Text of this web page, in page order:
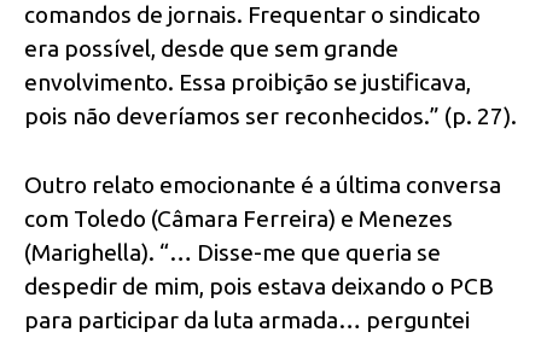
comandos de jornais. Frequentar o sindicato
era possível, desde que sem grande
envolvimento. Essa proibição se justificava,
pois não deveríamos ser reconhecidos.” (p. 27).
Outro relato emocionante é a última conversa
com Toledo (Câmara Ferreira) e Menezes
(Marighella). “… Disse-me que queria se
despedir de mim, pois estava deixando o PCB
para participar da luta armada… perguntei